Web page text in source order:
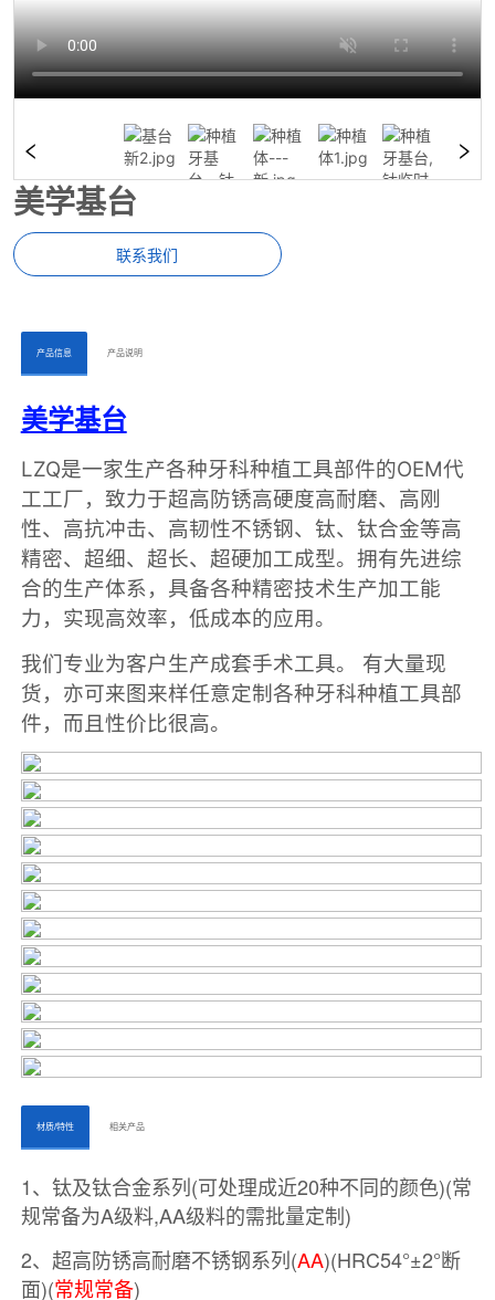
美学基台
联系我们
ㅤㅤ产品信息ㅤㅤ ㅤㅤ产品说明ㅤㅤ
ㅤㅤ材质/特性ㅤㅤ ㅤㅤ相关产品ㅤㅤㅤ